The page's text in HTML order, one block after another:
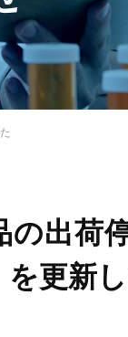
の出
更新